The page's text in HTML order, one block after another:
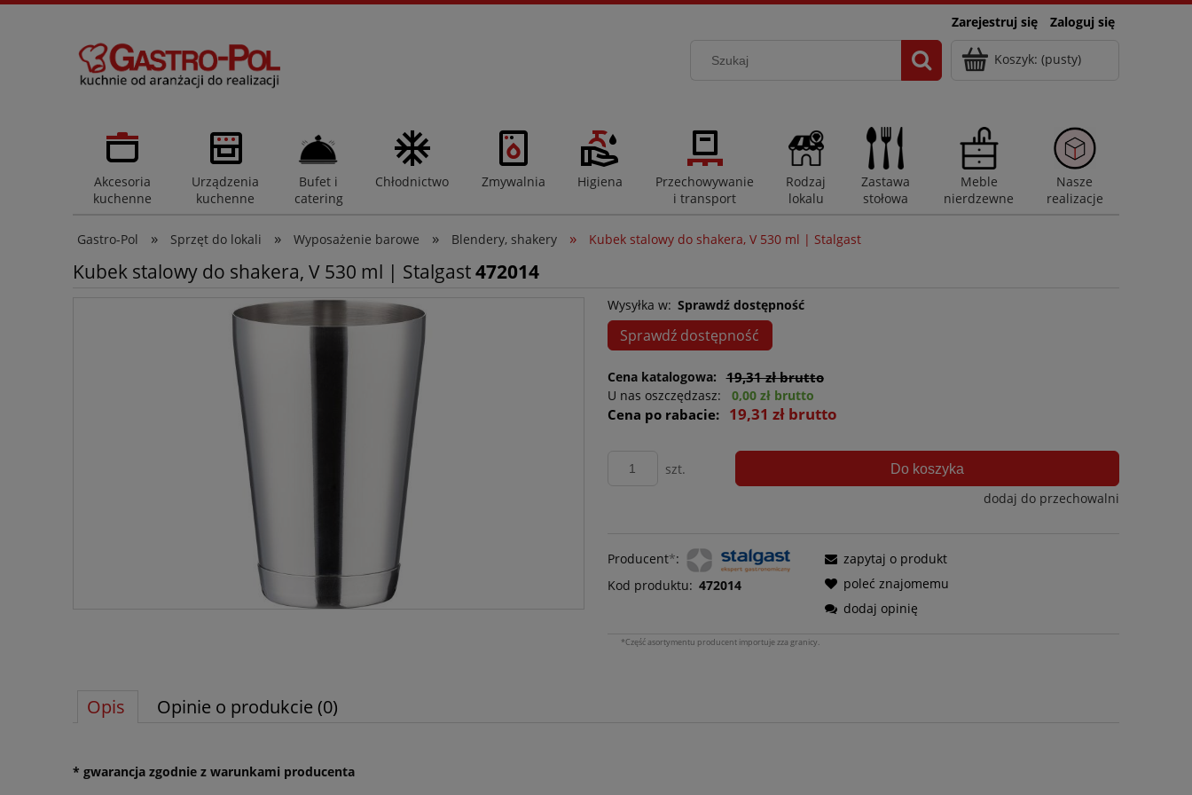
Zarejestruj się Zaloguj się
Koszyk: (pusty)
Akcesoria
kuchenne
Urządzenia
kuchenne
Bufet i
catering
Chłodnictwo Zmywalnia Higiena
Przechowywanie
i transport
Rodzaj
lokalu
Zastawa
stołowa
Meble
nierdzewne
Nasze
realizacje
Gastro-Pol » Sprzęt do lokali » Wyposażenie barowe » Blendery, shakery » Kubek stalowy do shakera, V 530 ml | Stalgast
Kubek stalowy do shakera, V 530 ml | Stalgast472014
Wysyłka w: Sprawdź dostępność
Sprawdź dostępność
Cena katalogowa: 19,31 zł brutto
U nas oszczędzasz: 0,00 zł brutto
Cena po rabacie: 19,31 zł brutto
szt. Do koszyka
dodaj do przechowalni
Producent*:
Kod produktu: 472014
zapytaj o produkt
poleć znajomemu
dodaj opinię
*Część asortymentu producent importuje zza granicy.
Opis Opinie o produkcie (0)
* gwarancja zgodnie z warunkami producenta